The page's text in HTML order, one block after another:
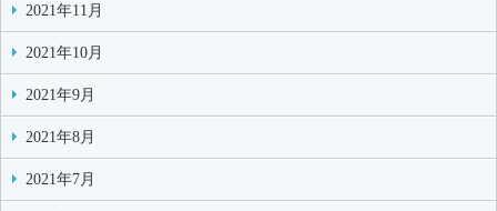
2021年11月
2021年10月
2021年9月
2021年8月
2021年7月